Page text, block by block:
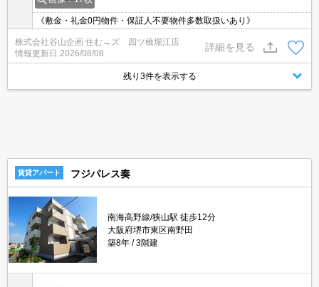
《敷金・礼金0円物件・保証人不要物件多数取扱いあり》
株式会社谷山企画 住む→ズ 四ツ橋堀江店
情報更新日 2026/08/08
詳細を見る
残り3件を表示する
賃貸アパート フジパレス奏
南海高野線/狭山駅 徒歩12分
大阪府堺市東区南野田
築8年
3階建